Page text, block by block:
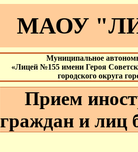
МАОУ
Муниципальное
«Лицей №155 имени Героя
городского округа
Прием
граждан и лиц